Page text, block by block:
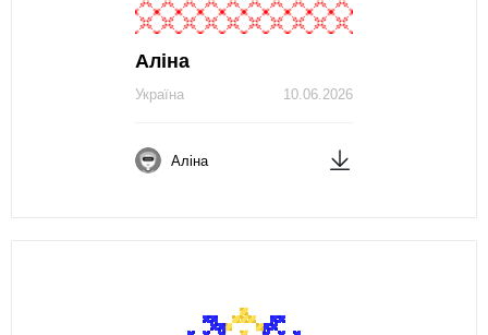
Аліна
10.06.2026
Україна
Аліна